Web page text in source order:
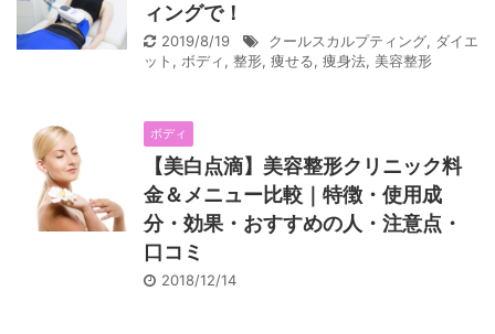
ィングで！
2019/8/19 クールスカルプティング, ダイエ
ット , ボディ, 整形, 痩せる, 痩身法, 美容整形
ボディ
【美白点滴】美容整形クリニック料
金＆メニュー比較｜特徴・使用成
分・効果・おすすめの人・注意点・
口コミ
2018/12/14